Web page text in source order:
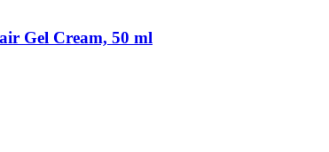
Gel Cream, 50 ml